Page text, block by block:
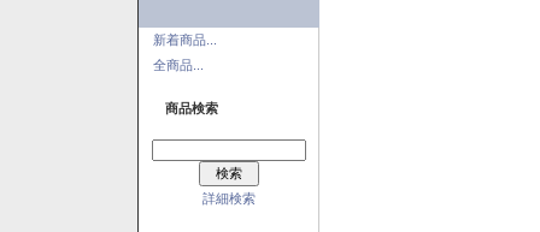
新着商品...
全商品...
商品検索
詳細検索